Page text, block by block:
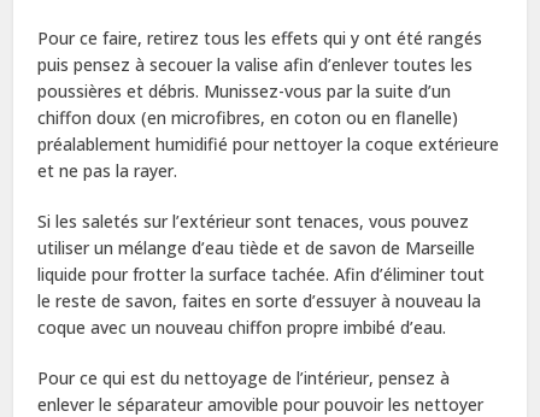
Pour ce faire, retirez tous les effets qui y ont été rangés
puis pensez à secouer la valise afin d’enlever toutes les
poussières et débris. Munissez-vous par la suite d’un
chiffon doux (en microfibres, en coton ou en flanelle)
préalablement humidifié pour nettoyer la coque extérieure
et ne pas la rayer.
Si les saletés sur l’extérieur sont tenaces, vous pouvez
utiliser un mélange d’eau tiède et de savon de Marseille
liquide pour frotter la surface tachée. Afin d’éliminer tout
le reste de savon, faites en sorte d’essuyer à nouveau la
coque avec un nouveau chiffon propre imbibé d’eau.
Pour ce qui est du nettoyage de l’intérieur, pensez à
enlever le séparateur amovible pour pouvoir les nettoyer